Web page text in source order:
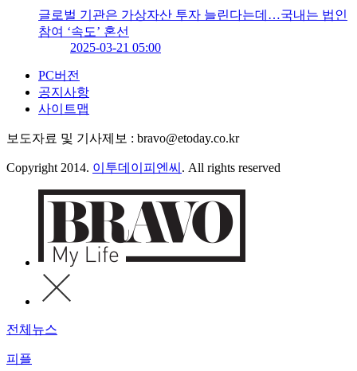
글로벌 기관은 가상자산 투자 늘린다는데…국내는 법인
참여 ‘속도’ 혼선
2025-03-21 05:00
PC버전
공지사항
사이트맵
보도자료 및 기사제보 : bravo@etoday.co.kr
Copyright 2014. 이투데이피엔씨 . All rights reserved
전체뉴스
피플